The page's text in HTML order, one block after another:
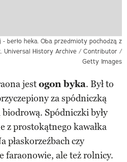
- berło heka. Oba przedmioty pochodzą z
Universal History Archive / Contributor /
Getty Images
jestogon byka. Był to
za spódniczką
Spódniczki były
z prostokątnego kawałka
płaskorzeźbach czy
faraonowie, ale też rolnicy.